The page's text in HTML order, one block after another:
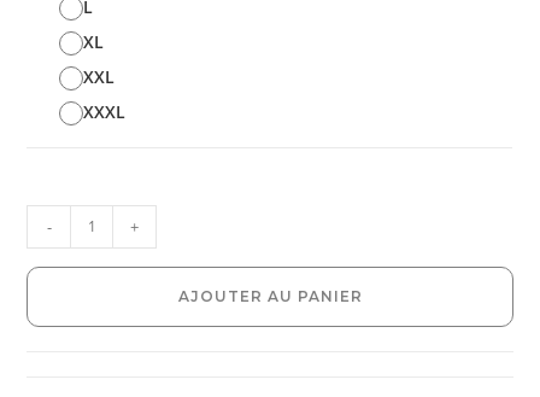
L
XL
XXL
XXXL
- +
AJOUTER AU PANIER